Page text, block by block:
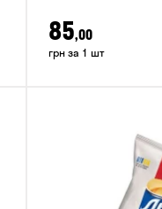
85,00
грн за 1 шт